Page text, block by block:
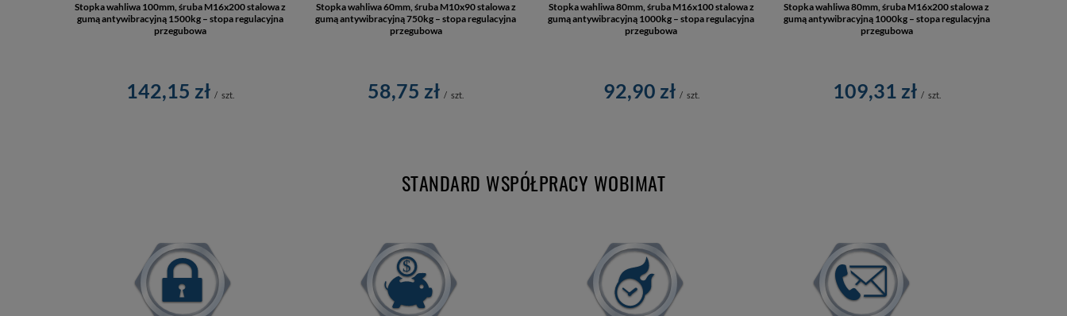
Stopka wahliwa 100mm, śruba M16x200 stalowa z
gumą antywibracyjną 1500kg – stopa regulacyjna
przegubowa
142,15 zł / szt.
Stopka wahliwa 60mm, śruba M10x90 stalowa z
gumą antywibracyjną 750kg – stopa regulacyjna
przegubowa
58,75 zł / szt.
Stopka wahliwa 80mm, śruba M16x100 stalowa z
gumą antywibracyjną 1000kg – stopa regulacyjna
przegubowa
92,90 zł / szt.
Stopka wahliwa 80mm, śruba M16x200 stalowa z
gumą antywibracyjną 1000kg – stopa regulacyjna
przegubowa
109,31 zł / szt.
STANDARD WSPÓŁPRACY WOBIMAT